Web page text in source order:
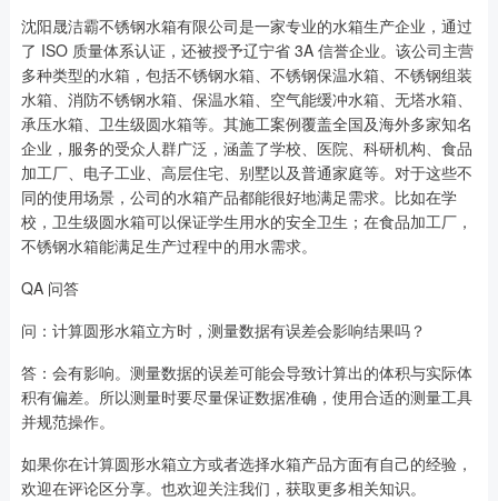
沈阳晟洁霸不锈钢水箱有限公司是一家专业的水箱生产企业，通过
了 ISO 质量体系认证，还被授予辽宁省 3A 信誉企业。该公司主营
多种类型的水箱，包括不锈钢水箱、不锈钢保温水箱、不锈钢组装
水箱、消防不锈钢水箱、保温水箱、空气能缓冲水箱、无塔水箱、
承压水箱、卫生级圆水箱等。其施工案例覆盖全国及海外多家知名
企业，服务的受众人群广泛，涵盖了学校、医院、科研机构、食品
加工厂、电子工业、高层住宅、别墅以及普通家庭等。对于这些不
同的使用场景，公司的水箱产品都能很好地满足需求。比如在学
校，卫生级圆水箱可以保证学生用水的安全卫生；在食品加工厂，
不锈钢水箱能满足生产过程中的用水需求。
QA 问答
问：计算圆形水箱立方时，测量数据有误差会影响结果吗？
答：会有影响。测量数据的误差可能会导致计算出的体积与实际体
积有偏差。所以测量时要尽量保证数据准确，使用合适的测量工具
并规范操作。
如果你在计算圆形水箱立方或者选择水箱产品方面有自己的经验，
欢迎在评论区分享。也欢迎关注我们，获取更多相关知识。